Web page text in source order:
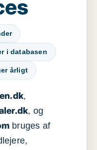
i databasen
årligt
,
, og
bruges af